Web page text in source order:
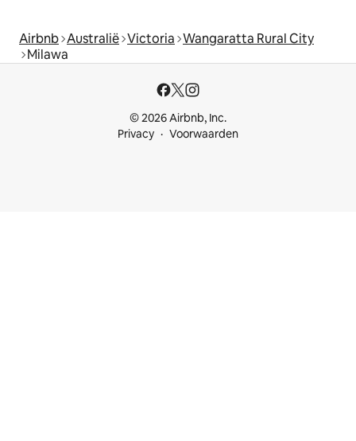
Airbnb Australië Victoria Wangaratta Rural City
Milawa
© 2026 Airbnb, Inc.
Privacy
Voorwaarden